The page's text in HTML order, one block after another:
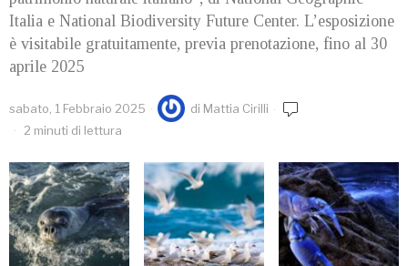
Italia e National Biodiversity Future Center. L’esposizione
è visitabile gratuitamente, previa prenotazione, fino al 30
aprile 2025
sabato, 1 Febbraio 2025 di Mattia Cirilli
2 minuti di lettura